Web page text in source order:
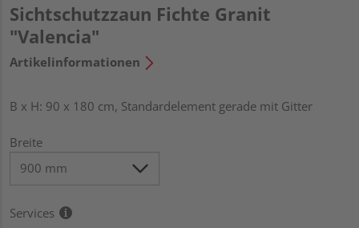
Sichtschutzzaun Fichte Granit
"Valencia"
Artikelinformationen
B x H: 90 x 180 cm, Standardelement gerade mit Gitter
Breite
Services